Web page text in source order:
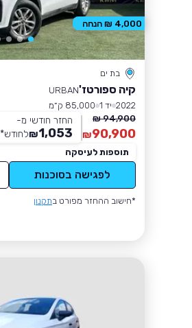
בת ים
קיה ספורטז'URBAN
2022 יד 1
85,000 ק״מ
94,900 ₪
90,900
₪
החזר חודשי מ-
1,053
₪לחודש*
תוספות לעיסקה
לפגישה בסוכנות
*חישוב ההחזר מפורט בתקנון
4,000 ₪ הנחה